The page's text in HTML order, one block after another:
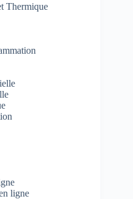
Thermique
ligne